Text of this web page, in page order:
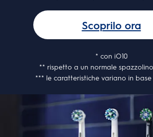
Scoprilo ora
* con iO10
** rispetto a un normale
*** le caratteristiche variano in